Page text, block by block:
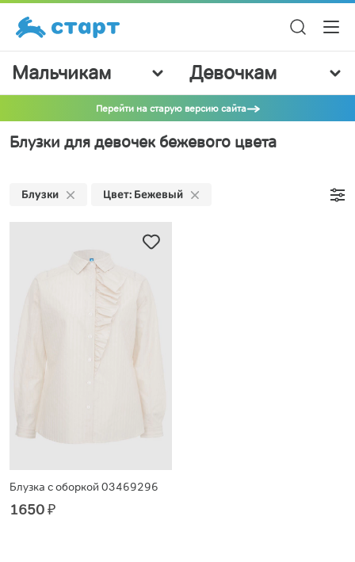
Мальчикам Девочкам
Перейти на старую версию сайта
Блузки для девочек бежевого цвета
Блузки Цвет: Бежевый
Блузка с оборкой 03469296
1650₽